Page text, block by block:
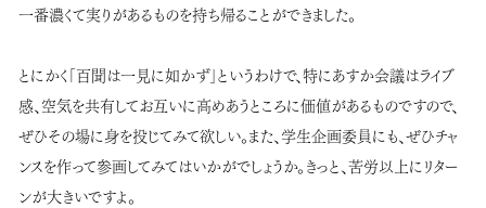
一番濃くて実りがあるものを持ち帰ることができました。
とにかく「百聞は一見に如かず」というわけで、特にあすか会議はライブ
感、空気を共有してお互いに高めあうところに価値があるものですので、
ぜひその場に身を投じてみて欲しい。また、学生企画委員にも、ぜひチャ
ンスを作って参画してみてはいかがでしょうか。きっと、苦労以上にリター
ンが大きいですよ。